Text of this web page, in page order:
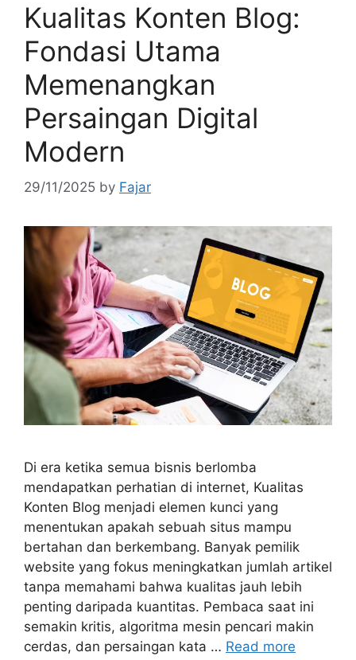
Kualitas Konten Blog:
Fondasi Utama
Memenangkan
Persaingan Digital
Modern
29/11/2025 by Fajar
Di era ketika semua bisnis berlomba
mendapatkan perhatian di internet, Kualitas
Konten Blog menjadi elemen kunci yang
menentukan apakah sebuah situs mampu
bertahan dan berkembang. Banyak pemilik
website yang fokus meningkatkan jumlah artikel
tanpa memahami bahwa kualitas jauh lebih
penting daripada kuantitas. Pembaca saat ini
semakin kritis, algoritma mesin pencari makin
cerdas, dan persaingan kata … Read more